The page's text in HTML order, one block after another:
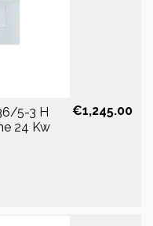
5-3 H
24 Kw
€1,245.00